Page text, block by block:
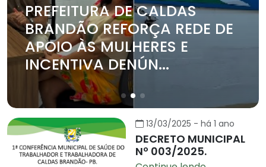
PREFEITURA DE CALDAS
BRANDÃO REFORÇA REDE DE
APOIO ÀS MULHERES E
INCENTIVA DENÚN...
13/03/2025 - há 1 ano
DECRETO MUNICIPAL
Nº 003/2025.